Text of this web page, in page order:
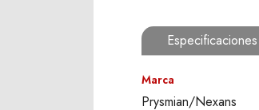
Especificaciones
Marca
Prysmian/Nexans